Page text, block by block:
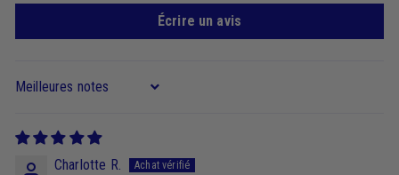
Écrire un avis
Sort by
Charlotte R.